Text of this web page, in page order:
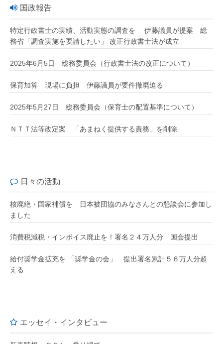
国政報告
特定行政書士の実績、活動実態の調査を 伊藤議員が提案 総
務省「調査実施を要請したい」 改正行政書士法が成立
2025年6月5日 総務委員会（行政書士法の改正について）
保育加算 現場に負担 伊藤議員が要件撤廃迫る
2025年5月27日 総務委員会（保育士の配置基準について）
ＮＴＴ法等改定案 「あまねく提供する責務」を削除
日々の活動
核廃絶・国家補償を 日本被団協のみなさんとの懇談会に参加し
ました
消費税減税・インボイス廃止を！署名２４万人分 国会提出
給付奨学金拡充を 「奨学金の会」 提出署名累計５６万人分超
える
エッセイ・インタビュー